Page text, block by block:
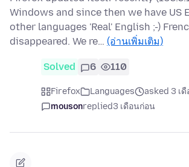
Windows and since then we have US
other languages 'Real' English ;-)
disappeared. We re… (อ่านเพิ่มเติม)
Solved 6 110
Firefox Languages
asked 3 เ
mousonreplied3 เดือนก่อน